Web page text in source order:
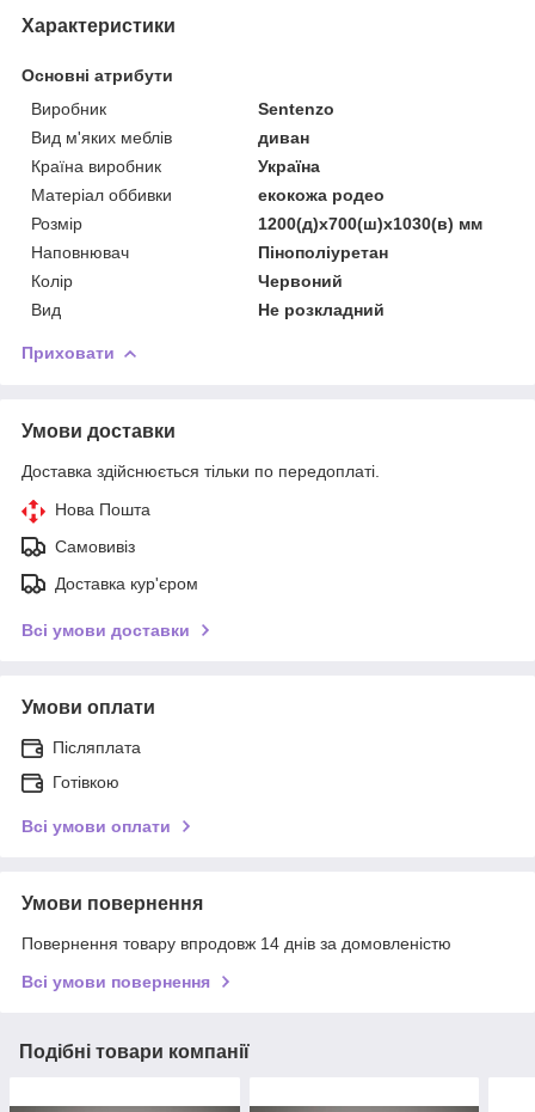
Характеристики
Основні атрибути
Виробник
Sentenzo
Вид м'яких меблів
диван
Країна виробник
Україна
Матеріал оббивки
екокожа родео
Розмір
1200(д)х700(ш)х1030(в) мм
Наповнювач
Пінополіуретан
Колір
Червоний
Вид
Не розкладний
Приховати
Умови доставки
Доставка здійснюється тільки по передоплаті.
Нова Пошта
Самовивіз
Доставка кур'єром
Всі умови доставки
Умови оплати
Післяплата
Готівкою
Всі умови оплати
Умови повернення
Повернення товару впродовж 14 днів за домовленістю
Всі умови повернення
Подібні товари компанії